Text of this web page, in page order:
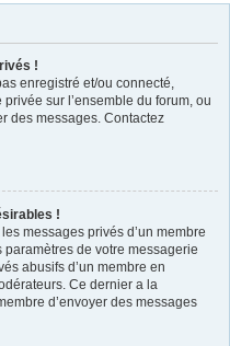
!
enregistré et/ou connecté,
sur l’ensemble du forum, ou
des messages. Contactez
!
messages privés d’un membre
de votre messagerie
abusifs d’un membre en
Ce dernier a la
d’envoyer des messages